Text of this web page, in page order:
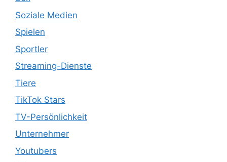
Soziale Medien
Spielen
Sportler
Streaming-Dienste
Tiere
TikTok Stars
TV-Persönlichkeit
Unternehmer
Youtubers